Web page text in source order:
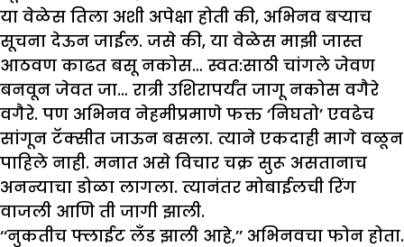
या वेळेस तिला अशी अपेक्षा होती की, अभिनव बऱ्याच
सूचना देऊन जाईल. जसे की, या वेळेस माझी जास्त
आठवण काढत बसू नकोस… स्वत:साठी चांगले जेवण
बनवून जेवत जा… रात्री उशिरापर्यंत जागू नकोस वगैरे
वगैरे. पण अभिनव नेहमीप्रमाणे फक्त ‘निघतो’ एवढेच
सांगून टॅक्सीत जाऊन बसला. त्याने एकदाही मागे वळून
पाहिले नाही. मनात असे विचार चक्र सुरू असतानाच
अनन्याचा डोळा लागला. त्यानंतर मोबाईलची रिंग
वाजली आणि ती जागी झाली.
‘‘नुकतीच फ्लाईट लँड झाली आहे,’’ अभिनवचा फोन होता.